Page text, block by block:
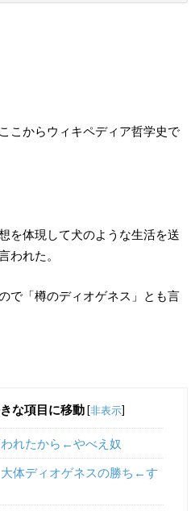
こからウィキペディア哲学史で
を体現して犬のような生活を送
われた。
で「樽のディオゲネス」とも言
な項目に移動 [非表示]
れたから←やべえ奴
体ディオゲネスの勝ち←す